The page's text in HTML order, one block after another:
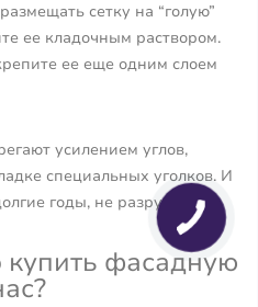
сетку на “голую”
ее кладочным раствором.
ее еще одним слоем
усилением углов,
специальных уголков. И
годы, не разрушаясь.
фасадную